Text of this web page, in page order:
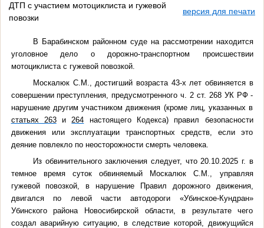
ДТП с участием мотоциклиста и гужевой
повозки
версия для печати
В Барабинском районном суде на рассмотрении находится
уголовное дело о дорожно-транспортном происшествии
мотоциклиста с гужевой повозкой.
Москалюк С.М., достигший возраста 43-х лет обвиняется в
совершении преступления, предусмотренного ч. 2 ст. 268 УК РФ -
нарушение другим участником движения (кроме лиц, указанных в
статьях 263и 264 настоящего Кодекса) правил безопасности
движения или эксплуатации транспортных средств, если это
деяние повлекло по неосторожности смерть человека.
Из обвинительного заключения следует, что 20.10.2025 г. в
темное время суток обвиняемый Москалюк С.М., управляя
гужевой повозкой, в нарушение Правил дорожного движения,
двигался по левой части автодороги «Убинское-Кундран»
Убинского района Новосибирской области, в результате чего
создал аварийную ситуацию, в следствие которой, движущийся